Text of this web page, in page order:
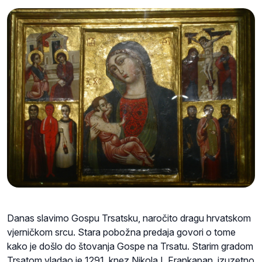
Danas slavimo Gospu Trsatsku, naročito dragu hrvatskom
vjerničkom srcu. Stara pobožna predaja govori o tome
kako je došlo do štovanja Gospe na Trsatu. Starim gradom